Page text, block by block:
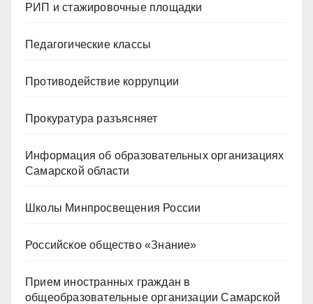
РИП и стажировочные площадки
Педагогические классы
Противодействие коррупции
Прокуратура разъясняет
Информация об образовательных организациях
Самарской области
Школы Минпросвещения России
Российское общество «Знание»
Прием иностранных граждан в
общеобразовательные организации Самарской